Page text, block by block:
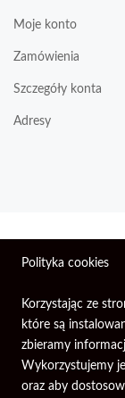
Moje konto
Zamówienia
Szczegóły konta
Adresy
Wszelkie prawa
Polityka cookies
Korzystając ze
które są
zbieramy
Wykorzystujemy
oraz aby